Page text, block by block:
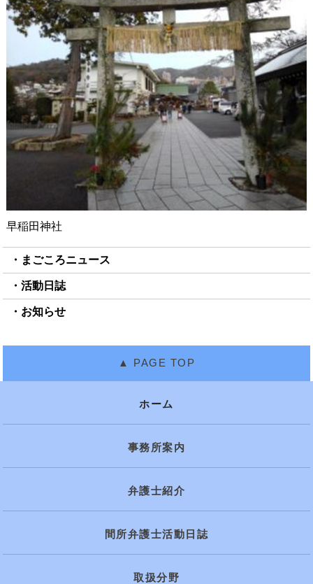
早稲田神社
まごころニュース
活動日誌
お知らせ
ホーム
事務所案内
弁護士紹介
間所弁護士活動日誌
取扱分野